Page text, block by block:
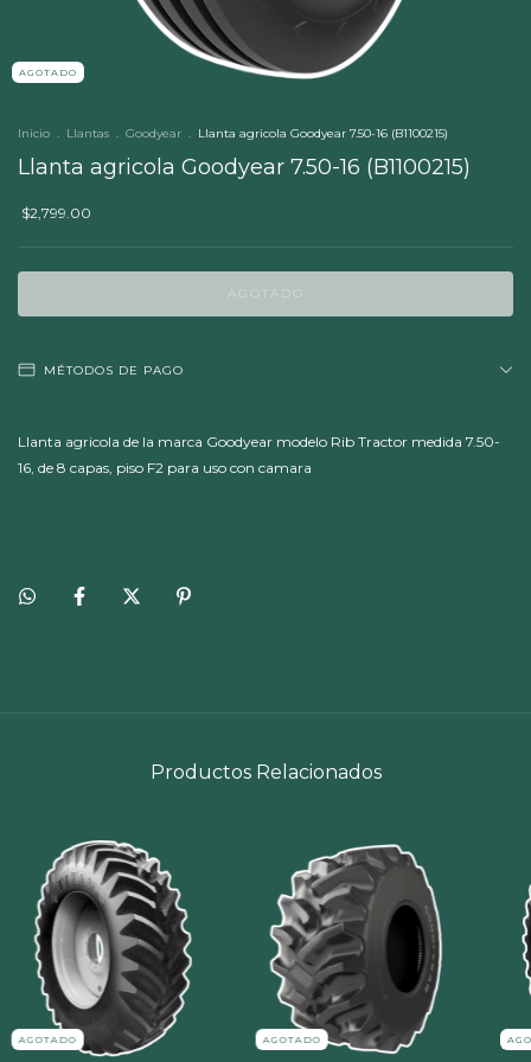
AGOTADO
Inicio . Llantas . Goodyear . Llanta agricola Goodyear 7.50-16 (B1100215)
Llanta agricola Goodyear 7.50-16 (B1100215)
$2,799.00
MÉTODOS DE PAGO
Llanta agricola de la marca Goodyear modelo Rib Tractor medida 7.50-
16, de 8 capas, piso F2 para uso con camara
Productos Relacionados
AGOTADO AGOTADO